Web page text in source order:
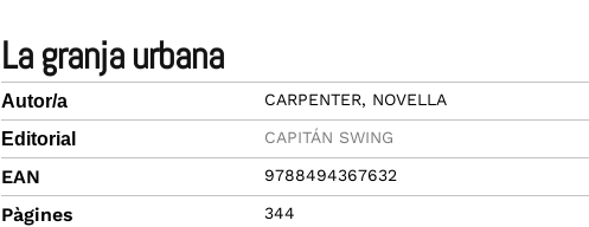
la granja urbana
Autor/a CARPENTER, NOVELLA
Editorial CAPITÁN SWING
EAN 9788494367632
Pàgines 344